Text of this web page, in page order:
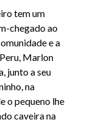
tem um
chegado ao
e a
Marlon
junto a seu
na
o pequeno lhe
caveira na